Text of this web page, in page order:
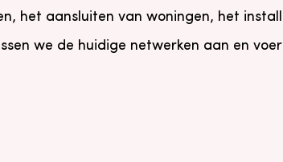
het aansluiten van woningen, het
we de huidige netwerken aan en